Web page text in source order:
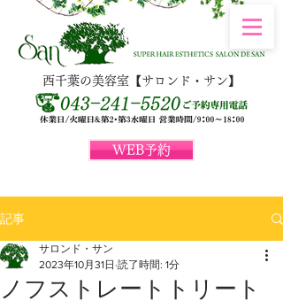
WEB予約
西千葉の美容室【サロンド・サン】
記事
ノフストレートトリート
サロンド・サン
2023年10月31日 読了時間: 1分